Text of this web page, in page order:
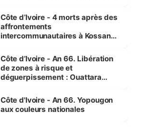
générations futures »
Côte d’Ivoire - 4 morts après des
affrontements
intercommunautaires à Kossandji
milieu des sinistrés
Côte d’Ivoire - An 66. Libération
de zones à risque et
déguerpissement : Ouattara
l'Etat de droit pour préserver les
vies humaines »
Côte d'Ivoire - An 66. Yopougon
aux couleurs nationales